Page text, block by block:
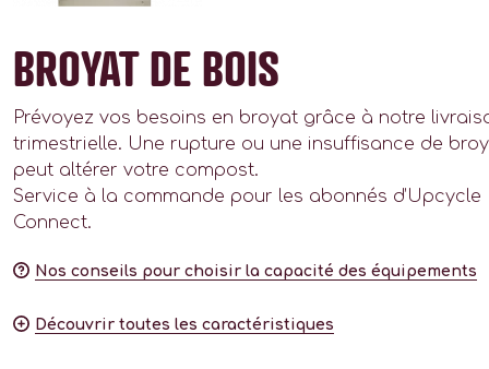
BROYAT DE BOIS
Prévoyez vos besoins en broyat grâce à notre
trimestrielle. Une rupture ou une insuffisance de
peut altérer votre compost.
Service à la commande pour les abonnés d’Upcycle
Connect.
Nos conseils pour choisir la capacité des équipements
Découvrir toutes les caractéristiques